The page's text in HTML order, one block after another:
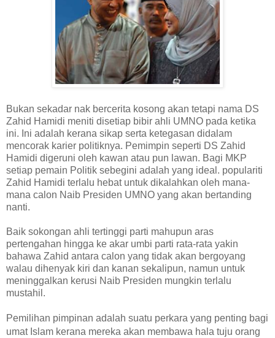
Bukan sekadar nak bercerita kosong akan tetapi nama DS
Zahid Hamidi meniti disetiap bibir ahli UMNO pada ketika
ini. Ini adalah kerana sikap serta ketegasan didalam
mencorak karier politiknya. Pemimpin seperti DS Zahid
Hamidi digeruni oleh kawan atau pun lawan. Bagi MKP
setiap pemain Politik sebegini adalah yang ideal. populariti
Zahid Hamidi terlalu hebat untuk dikalahkan oleh mana-
mana calon Naib Presiden UMNO yang akan bertanding
nanti.
Baik sokongan ahli tertinggi parti mahupun aras
pertengahan hingga ke akar umbi parti rata-rata yakin
bahawa Zahid antara calon yang tidak akan bergoyang
walau dihenyak kiri dan kanan sekalipun, namun untuk
meninggalkan kerusi Naib Presiden mungkin terlalu
mustahil.
Pemilihan pimpinan adalah suatu perkara yang penting bagi
umat Islam kerana mereka akan membawa hala tuju orang